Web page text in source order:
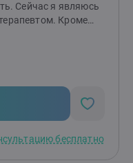
Сейчас я являюсь
Кроме
также регулярную
лет и супервизию
как 8 лет) или она
кто
предпринимателем
И
бесплатно